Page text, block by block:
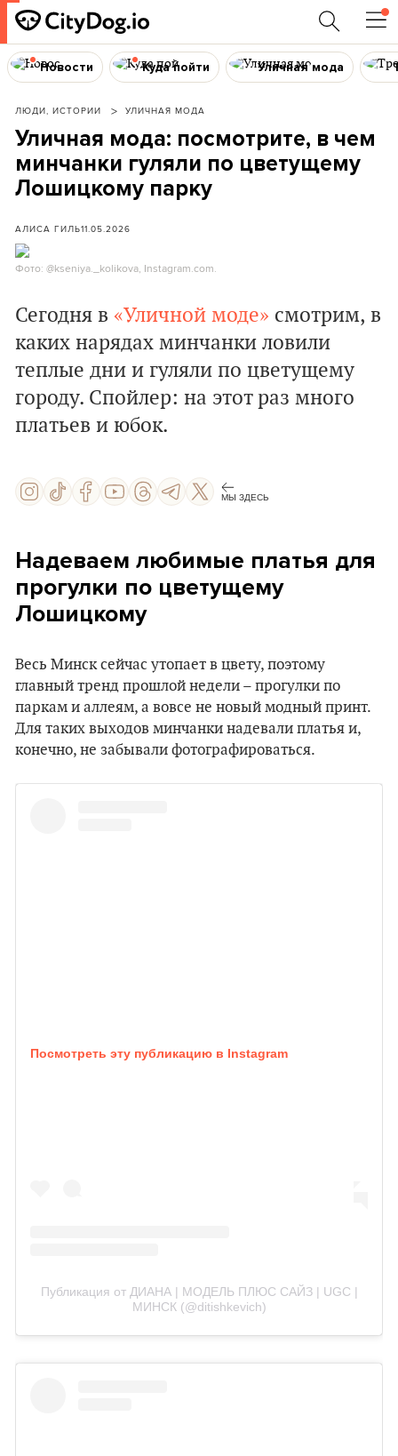
Новости Куда пойти Уличная мода
ЛЮДИ, ИСТОРИИ УЛИЧНАЯ МОДА
Уличная мода: посмотрите, в чем
минчанки гуляли по цветущему
Лошицкому парку
АЛИСА ГИЛЬ11.05.2026
Фото: @kseniya._kolikova, Instagram.com.
Сегодня в «Уличной моде» смотрим, в
каких нарядах минчанки ловили
теплые дни и гуляли по цветущему
городу. Спойлер: на этот раз много
платьев и юбок.
МЫ ЗДЕСЬ
Надеваем любимые платья для
прогулки по цветущему
Лошицкому
Весь Минск сейчас утопает в цвету, поэтому
главный тренд прошлой недели – прогулки по
паркам и аллеям, а вовсе не новый модный принт.
Для таких выходов минчанки надевали платья и,
конечно, не забывали фотографироваться.
Посмотреть эту публикацию в Instagram
Публикация от ДИАНА | МОДЕЛЬ ПЛЮС САЙЗ | UGC |
МИНСК (@ditishkevich)